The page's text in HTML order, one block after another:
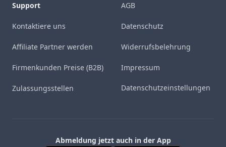
Support
Kontaktiere uns
Affiliate Partner werden
Firmenkunden Preise (B2B)
Zulassungsstellen
AGB
Datenschutz
Widerrufsbelehrung
Impressum
Datenschutzeinstellungen
Abmeldung jetzt auch in der App